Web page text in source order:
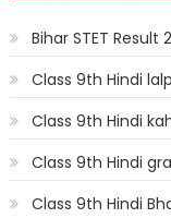
Bihar STET Result
Class 9th Hindi
Class 9th Hindi
Class 9th Hindi
Class 9th Hindi